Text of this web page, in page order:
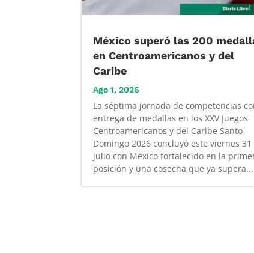
México superó las 200
en Centroamericanos y del
Caribe
Ago 1, 2026
La séptima jornada de competencias
entrega de medallas en los XXV Juegos
Centroamericanos y del Caribe Santo
Domingo 2026 concluyó este viernes 31
julio con México fortalecido en la
posición y una cosecha que ya supera...